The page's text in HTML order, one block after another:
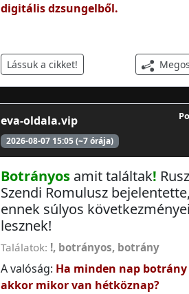
digitális dzsungelből.
Lássuk a cikket!
eva-oldala.vip
2026-08-07 15:05 (~7 órája)
Botrányos amit találtak!
Szendi Romulusz
ennek súlyos következményei
lesznek!
Találatok: !, botrányos, botrány
A valóság: Ha minden nap
akkor mikor van hétköznap?